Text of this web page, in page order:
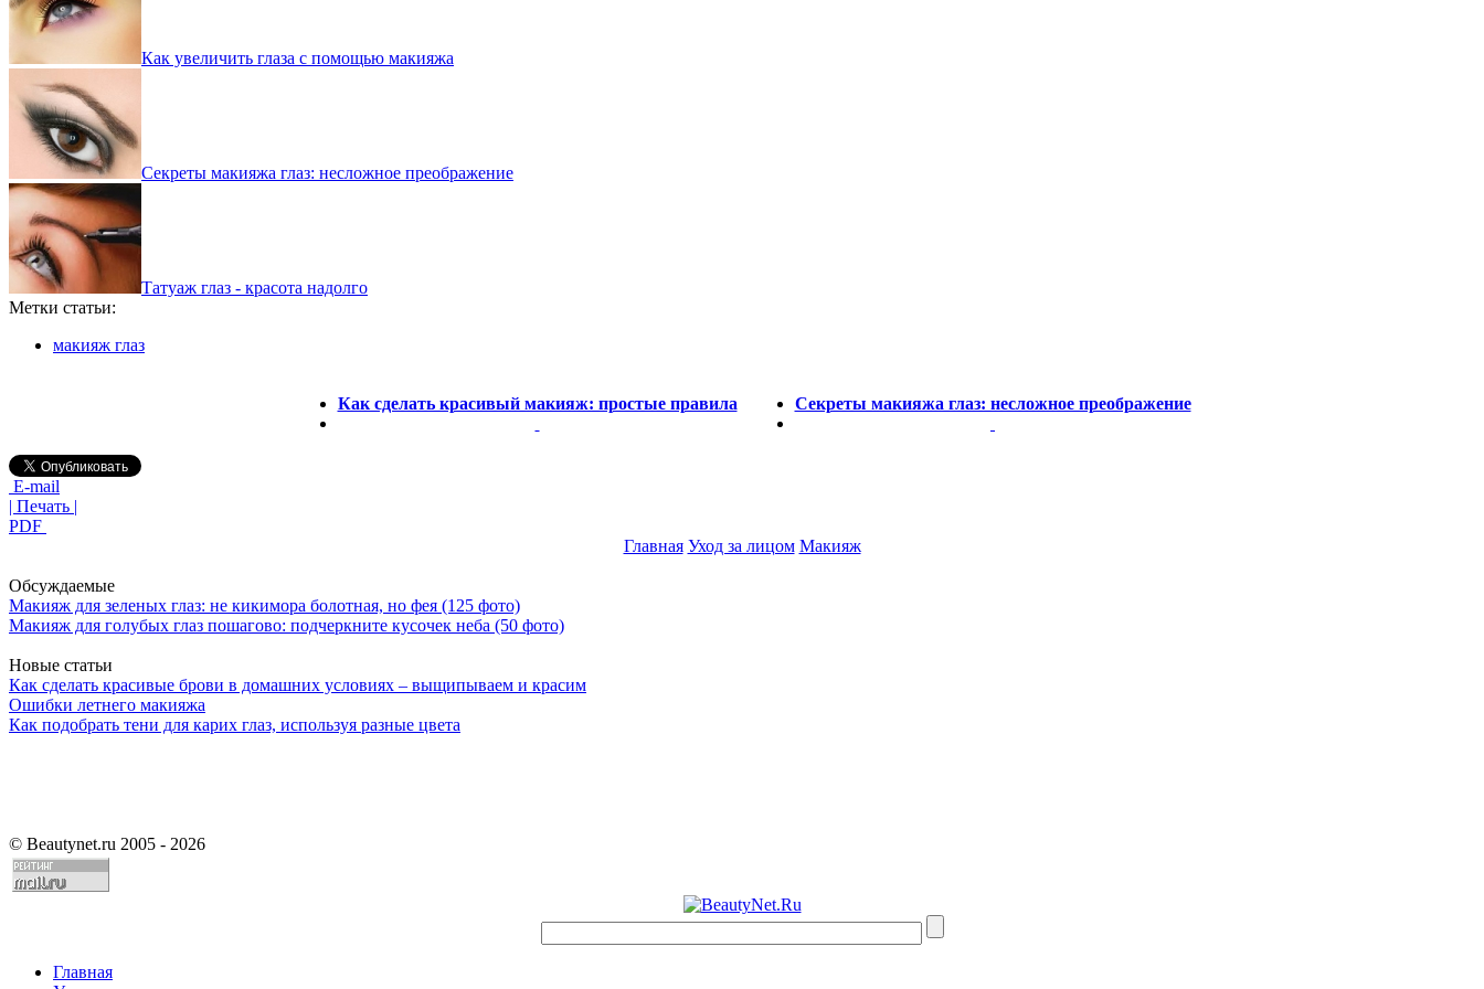
Как увеличить глаза с помощью макияжа
Секреты макияжа глаз: несложное преображение
Татуаж глаз - красота надолго
Метки статьи:
макияж глаз
Как сделать красивый макияж: простые правила Секреты макияжа глаз: несложное преображение
E-mail
| Печать |
PDF
Главная Уход за лицом Макияж
Обсуждаемые
Макияж для зеленых глаз: не кикимора болотная, но фея (125 фото)
Макияж для голубых глаз пошагово: подчеркните кусочек неба (50 фото)
Новые статьи
Как сделать красивые брови в домашних условиях – выщипываем и красим
Ошибки летнего макияжа
Как подобрать тени для карих глаз, используя разные цвета
© Beautynet.ru 2005 - 2026
Главная